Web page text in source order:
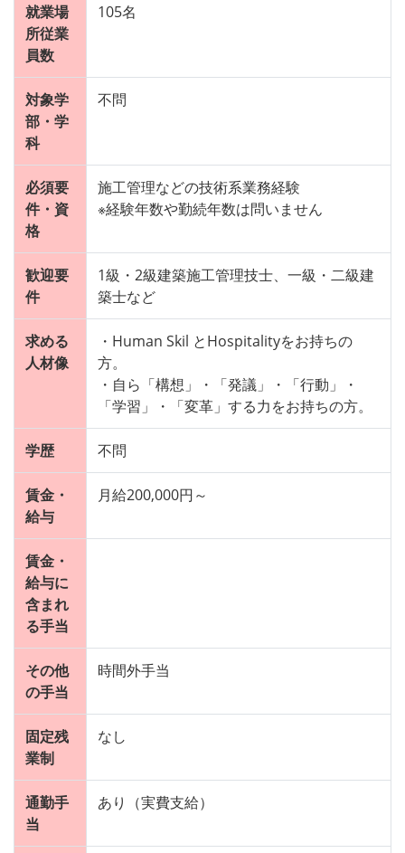
就業場
所従業
員数
105名
対象学
部・学
科
不問
必須要
件・資
格
施工管理などの技術系業務経験
※経験年数や勤続年数は問いません
歓迎要
件
1級・2級建築施工管理技士、一級・二級建
築士など
求める
人材像
・Human Skil とHospitalityをお持ちの
方。
・自ら「構想」・「発議」・「行動」・
「学習」・「変革」する力をお持ちの方。
学歴 不問
賃金・
給与
月給200,000円～
賃金・
給与に
含まれ
る手当
その他
の手当
時間外手当
固定残
業制
なし
通勤手
当
あり（実費支給）